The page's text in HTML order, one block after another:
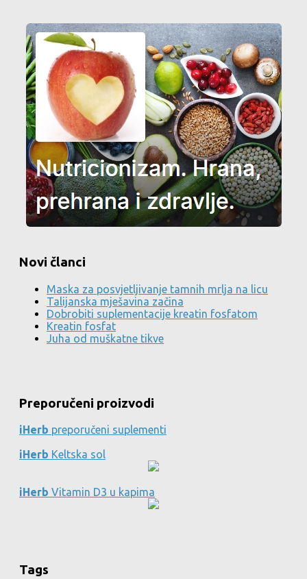
Novi članci
Maska za posvjetljivanje tamnih mrlja na licu
Talijanska mješavina začina
Dobrobiti suplementacije kreatin fosfatom
Kreatin fosfat
Juha od muškatne tikve
Preporučeni proizvodi
iHerb preporučeni suplementi
iHerb Keltska sol
iHerb Vitamin D3 u kapima
Tags